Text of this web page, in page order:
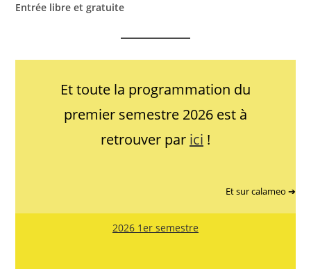
Entrée libre et gratuite
Et toute la programmation du
premier semestre 2026 est à
retrouver par ici !
Et sur calameo ➔
2026 1er semestre